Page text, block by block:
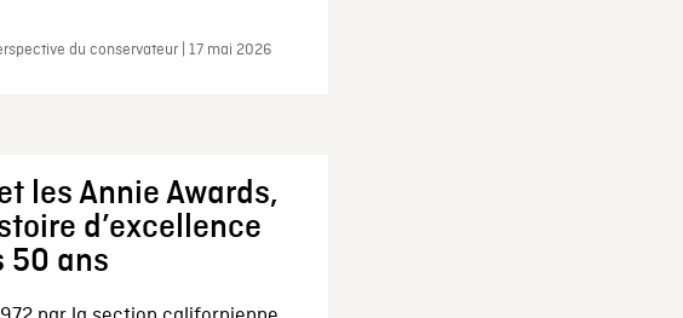
du conservateur | 17 mai 2026
et les Annie Awards,
d’excellence
50 ans